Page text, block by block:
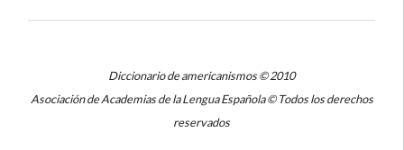
Diccionario de americanismos © 2010
Asociación de Academias de la Lengua Española © Todos los derechos
reservados